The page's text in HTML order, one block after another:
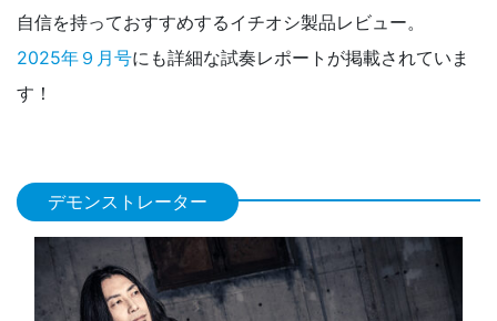
自信を持っておすすめするイチオシ製品レビュー。
2025年９月号にも詳細な試奏レポートが掲載されていま
す！
デモンストレーター